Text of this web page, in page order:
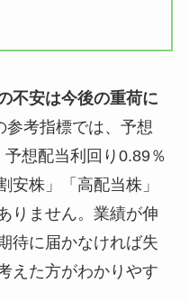
不安は今後の重荷に
参考指標では、予想
想配当利回り0.89％
安株」「高配当株」
りません。業績が伸
待に届かなければ失
えた方がわかりやす